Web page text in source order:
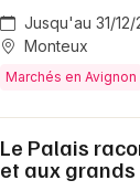
Jusqu'au 31/12/
Monteux
Marchés en Avignon
Le Palais
et aux grands